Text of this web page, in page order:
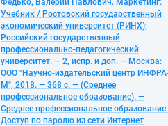
Федько, Валерий Павлович. Маркетинг:
Учебник / Ростовский государственный
экономический университет (РИНХ);
Российский государственный
профессионально-педагогический
университет. — 2, испр. и доп. — Москва:
ООО "Научно-издательский центр
М", 2018. — 368 с. — (Среднее
профессиональное образование). —
Среднее профессиональное
Доступ по паролю из сети Интернет